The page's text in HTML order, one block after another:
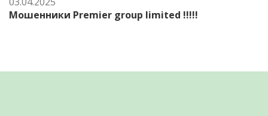
Мошенники Premier group limited !!!!!